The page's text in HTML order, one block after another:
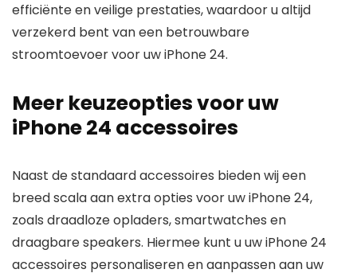
efficiënte en veilige prestaties, waardoor u altijd
verzekerd bent van een betrouwbare
stroomtoevoer voor uw iPhone 24.
Meer keuzeopties voor uw
iPhone 24 accessoires
Naast de standaard accessoires bieden wij een
breed scala aan extra opties voor uw iPhone 24,
zoals draadloze opladers, smartwatches en
draagbare speakers. Hiermee kunt u uw iPhone 24
accessoires personaliseren en aanpassen aan uw